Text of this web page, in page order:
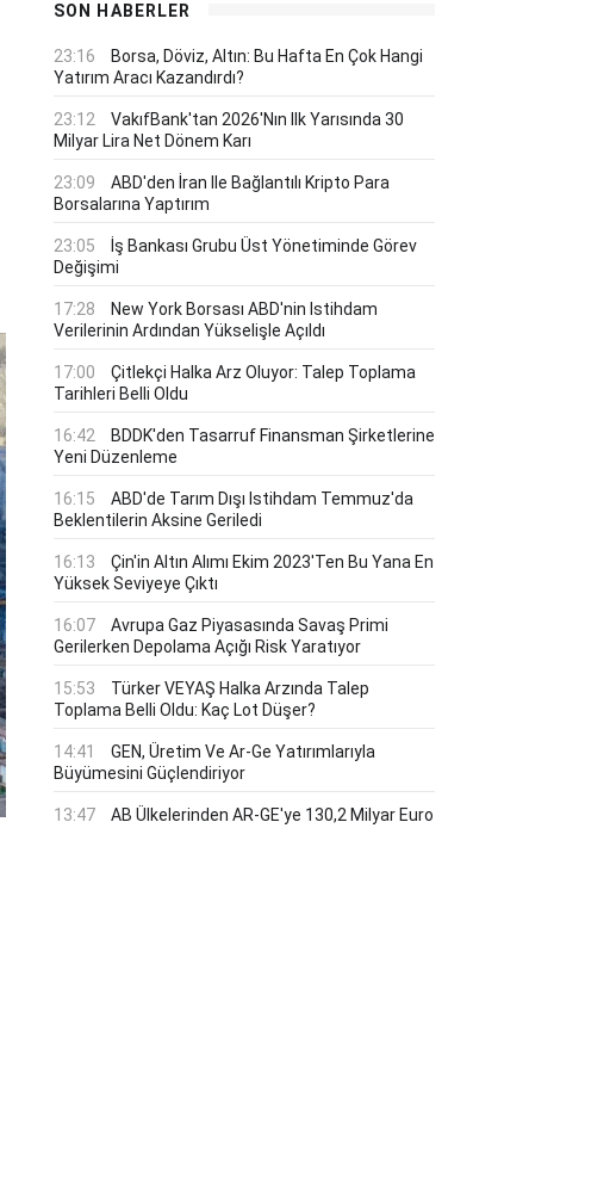
SON HABERLER
23:16
Borsa, Döviz, Altın: Bu Hafta En Çok Hangi
Yatırım Aracı Kazandırdı?
23:12
VakıfBank'tan 2026'nın Ilk Yarısında 30
Milyar Lira Net Dönem Karı
23:09
ABD'den İran Ile Bağlantılı Kripto Para
Borsalarına Yaptırım
23:05
İş Bankası Grubu Üst Yönetiminde Görev
Değişimi
17:28
New York Borsası ABD'nin Istihdam
Verilerinin Ardından Yükselişle Açıldı
17:00
Çitlekçi Halka Arz Oluyor: Talep Toplama
Tarihleri Belli Oldu
16:42
BDDK'den Tasarruf Finansman Şirketlerine
Yeni Düzenleme
16:15
ABD'de Tarım Dışı Istihdam Temmuz'da
Beklentilerin Aksine Geriledi
16:13
Çin'in Altın Alımı Ekim 2023'ten Bu Yana En
Yüksek Seviyeye Çıktı
16:07
Avrupa Gaz Piyasasında Savaş Primi
Gerilerken Depolama Açığı Risk Yaratıyor
15:53
Türker VEYAŞ Halka Arzında Talep
Toplama Belli Oldu: Kaç Lot Düşer?
14:41
GEN, Üretim Ve Ar-Ge Yatırımlarıyla
Büyümesini Güçlendiriyor
13:47 AB Ülkelerinden AR-GE'ye 130,2 Milyar Euro